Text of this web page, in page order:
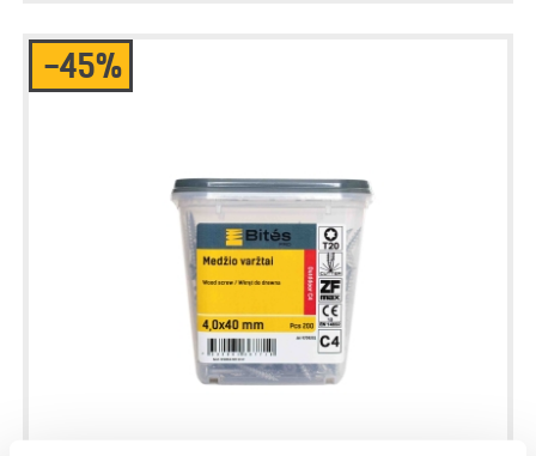
-45%